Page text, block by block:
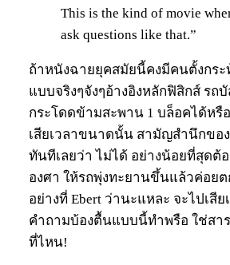
This is the kind of movie
ask questions like that.”
ถ้าหนังฉายยุคสมัยนี้คงมีคนตั้งกร
แบบจริงๆจังๆอ้างอิงหลักฟิสิกส์ รถ
กระโดดข้ามสะพาน 1 บล็อคได้หรื
เสียเวลาขนาดนั้น สามัญสำนึกขอ
ทันทีเลยว่า ไม่ได้ อย่างน้อยที่สุดต้อ
องศา ให้รถพุ่งทะยานขึ้นแล้วค่อย
อย่างที่ Ebert ว่านะแหละ จะไปเสี
คำถามบ้องตื้นแบบนี้ทำพรือ ใช่สา
ที่ไหน!